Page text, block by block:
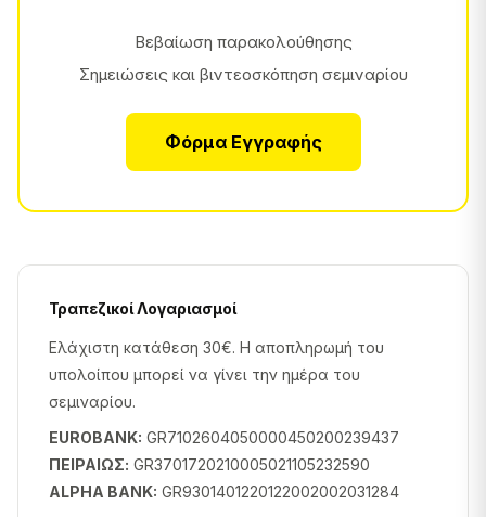
Βεβαίωση παρακολούθησης
Σημειώσεις και βιντεοσκόπηση σεμιναρίου
Φόρμα Εγγραφής
Τραπεζικοί Λογαριασμοί
Ελάχιστη κατάθεση 30€. Η αποπληρωμή του
υπολοίπου μπορεί να γίνει την ημέρα του
σεμιναρίου.
EUROBANK: GR7102604050000450200239437
ΠΕΙΡΑΙΩΣ: GR3701720210005021105232590
ALPHA BANK: GR9301401220122002002031284